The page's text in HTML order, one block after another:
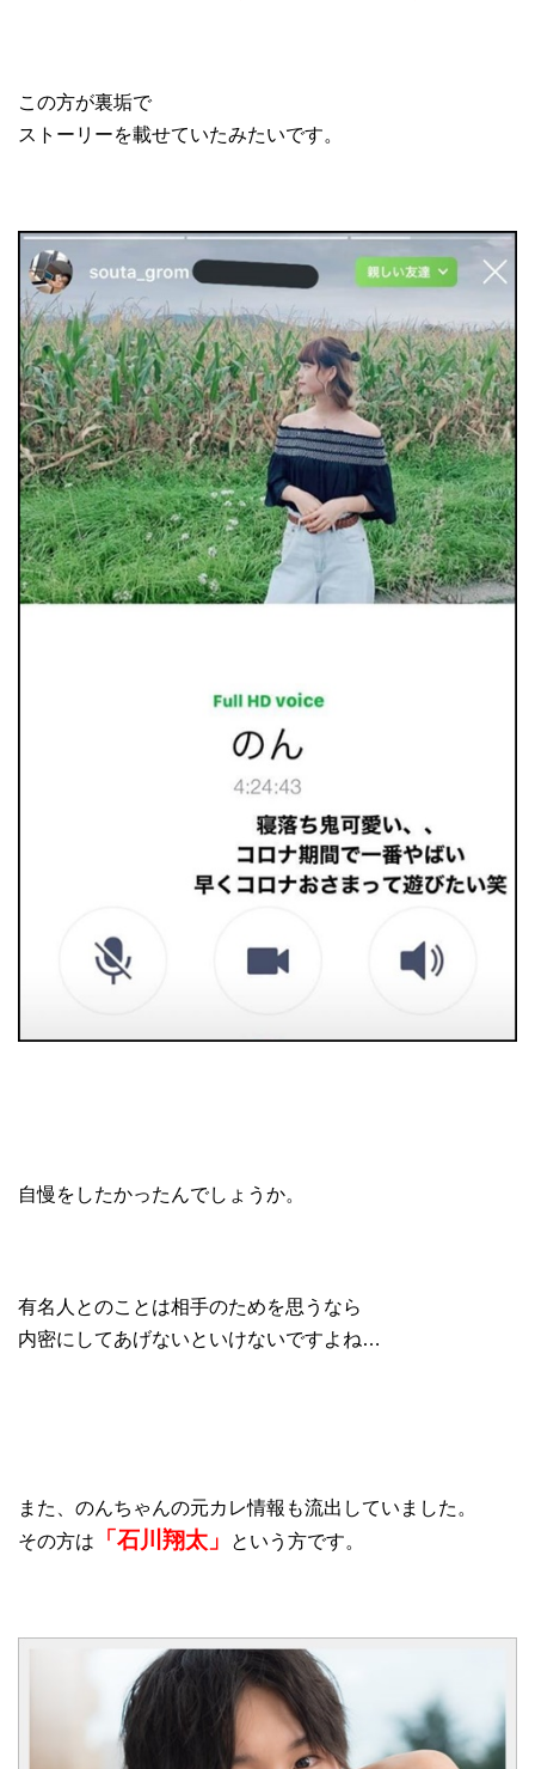
この方が裏垢で
ストーリーを載せていたみたいです。
自慢をしたかったんでしょうか。
有名人とのことは相手のためを思うなら
内密にしてあげないといけないですよね…
また、のんちゃんの元カレ情報も流出していました。
その方は
「石川翔太」 という方です。